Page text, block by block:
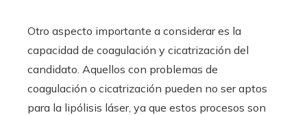
Otro aspecto importante a considerar es la
capacidad de coagulación y cicatrización del
candidato. Aquellos con problemas de
coagulación o cicatrización pueden no ser aptos
para la lipólisis láser, ya que estos procesos son